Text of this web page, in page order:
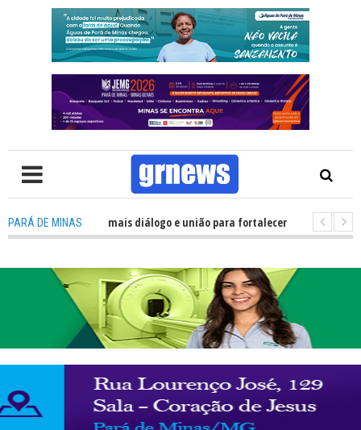
PARÁ DE MINAS
precisa de mais diálogo e união para fortalecer Minas e Pará de Minas;